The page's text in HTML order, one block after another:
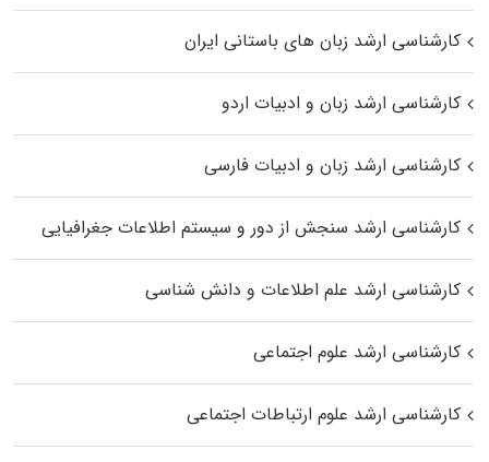
کارشناسی ارشد زبان‌ های باستانی ایران
کارشناسی ارشد زبان و ادبیات اردو
کارشناسی ارشد زبان و ادبیات فارسی
کارشناسی ارشد سنجش از دور و سیستم اطلاعات جغرافیایی
کارشناسی ارشد علم اطلاعات و دانش شناسی
کارشناسی ارشد علوم اجتماعی
کارشناسی ارشد علوم ارتباطات اجتماعی